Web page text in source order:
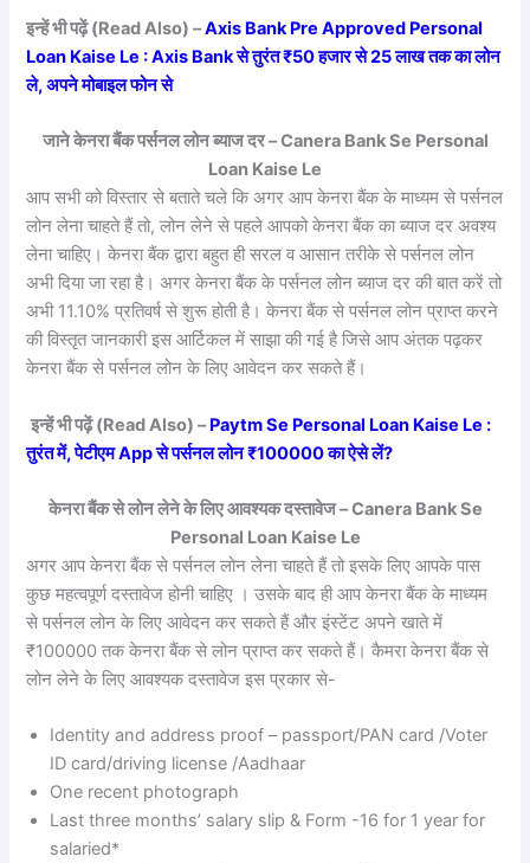
इन्हें भी पढ़ें (Read Also) –Axis Bank Pre Approved Personal
Loan Kaise Le : Axis Bank से तुरंत ₹50 हजार से 25 लाख तक का लोन
ले, अपने मोबाइल फोन से
जाने केनरा बैंक पर्सनल लोन ब्याज दर – Canera Bank Se Personal
Loan Kaise Le
आप सभी को विस्तार से बताते चले कि अगर आप केनरा बैंक के माध्यम से पर्सनल
लोन लेना चाहते हैं तो, लोन लेने से पहले आपको केनरा बैंक का ब्याज दर अवश्य
लेना चाहिए। केनरा बैंक द्वारा बहुत ही सरल व आसान तरीके से पर्सनल लोन
अभी दिया जा रहा है। अगर केनरा बैंक के पर्सनल लोन ब्याज दर की बात करें तो
अभी 11.10% प्रतिवर्ष से शुरू होती है। केनरा बैंक से पर्सनल लोन प्राप्त करने
की विस्तृत जानकारी इस आर्टिकल में साझा की गई है जिसे आप अंतक पढ़कर
केनरा बैंक से पर्सनल लोन के लिए आवेदन कर सकते हैं।
इन्हें भी पढ़ें (Read Also) –Paytm Se Personal Loan Kaise Le :
तुरंत में, पेटीएम App से पर्सनल लोन ₹100000 का ऐसे लें?
केनरा बैंक से लोन लेने के लिए आवश्यक दस्तावेज – Canera Bank Se
Personal Loan Kaise Le
अगर आप केनरा बैंक से पर्सनल लोन लेना चाहते हैं तो इसके लिए आपके पास
कुछ महत्वपूर्ण दस्तावेज होनी चाहिए । उसके बाद ही आप केनरा बैंक के माध्यम
से पर्सनल लोन के लिए आवेदन कर सकते हैं और इंस्टेंट अपने खाते में
₹100000 तक केनरा बैंक से लोन प्राप्त कर सकते हैं। कैमरा केनरा बैंक से
लोन लेने के लिए आवश्यक दस्तावेज इस प्रकार से-
Identity and address proof – passport/PAN card /Voter
ID card/driving license /Aadhaar
One recent photograph
Last three months’ salary slip & Form -16 for 1 year for
salaried*